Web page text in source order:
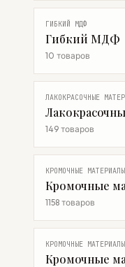
ГИБКИЙ МДФ
Гибкий МДФ
10 товаров
ЛАКОКРАСОЧНЫЕ
149 товаров
КРОМОЧНЫЕ МАТЕРИАЛЫ
Кромочные
1158 товаров
КРОМОЧНЫЕ МАТЕРИАЛЫ
Кромочные